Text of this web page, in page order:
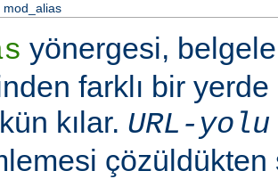
mod_alias
yönergesi,
farklı bir yerde
kılar. URL-yolu